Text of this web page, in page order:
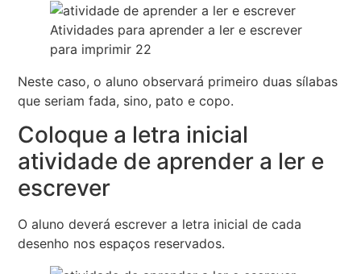
Atividades para aprender a ler e escrever
para imprimir 22
Neste caso, o aluno observará primeiro duas sílabas
que seriam fada, sino, pato e copo.
Coloque a letra inicial
atividade de aprender a ler e
escrever
O aluno deverá escrever a letra inicial de cada
desenho nos espaços reservados.